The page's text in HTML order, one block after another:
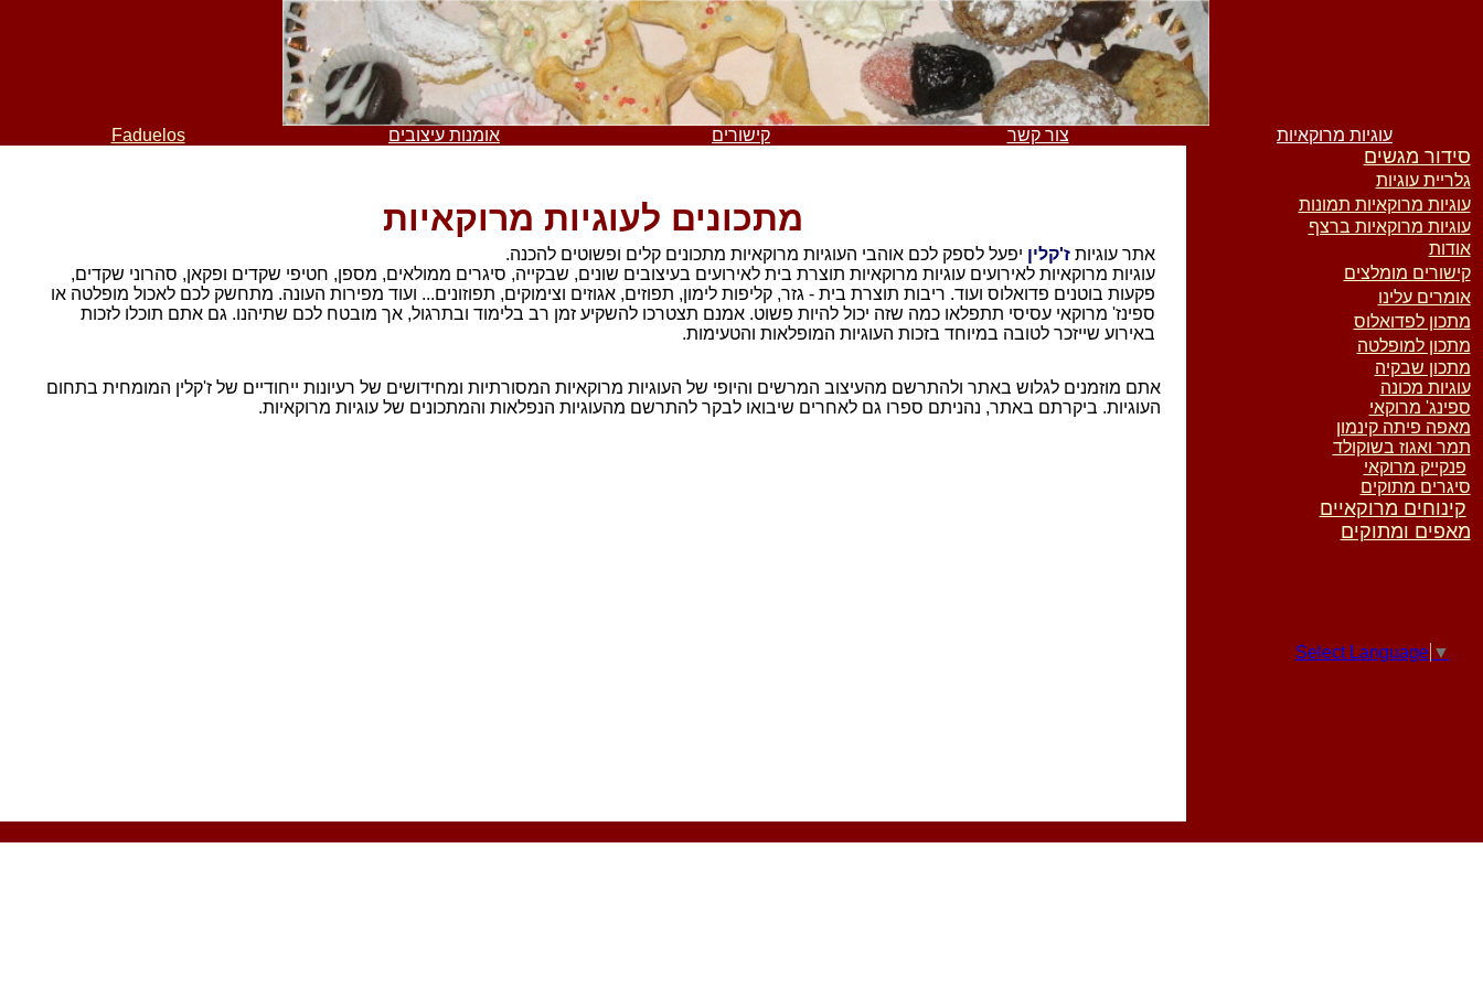
עוגיות מרוקאיות צור קשר קישורים אומנות עיצובים Faduelos
סידור מגשים
גלריית עוגיות
עוגיות מרוקאיות תמונות
עוגיות מרוקאיות ברצף
אודות
קישורים מומלצים
אומרים עלינו
מתכון לפדואלוס
מתכון למופלטה
מתכון שבקיה
עוגיות מכונה
ספינג' מרוקאי
מאפה פיתה קינמון
תמר ואגוז בשוקולד
פנקייק מרוקאי
סיגרים מתוקים
קינוחים מרוקאיים
מאפים ומתוקים
Select Language ▼
מתכונים לעוגיות מרוקאיות
אתר עוגיות ז'קלין יפעל לספק לכם אוהבי העוגיות מרוקאיות מתכונים קלים ופשוטים להכנה.
עוגיות מרוקאיות לאירועים עוגיות מרוקאיות תוצרת בית לאירועים בעיצובים שונים, שבקייה, סיגרים ממולאים, מספן, חטיפי שקדים ופקאן, סהרוני שקדים,
פקעות בוטנים פדואלוס ועוד. ריבות תוצרת בית - גזר, קליפות לימון, תפוזים, אגוזים וצימוקים, תפוזונים... ועוד מפירות העונה. מתחשק לכם לאכול מופלטה או
ספינז' מרוקאי עסיסי תתפלאו כמה שזה יכול להיות פשוט. אמנם תצטרכו להשקיע זמן רב בלימוד ובתרגול, אך מובטח לכם שתיהנו. גם אתם תוכלו לזכות
באירוע שייזכר לטובה במיוחד בזכות העוגיות המופלאות והטעימות.
אתם מוזמנים לגלוש באתר ולהתרשם מהעיצוב המרשים והיופי של העוגיות מרוקאיות המסורתיות ומחידושים של רעיונות ייחודיים של ז'קלין המומחית בתחום
העוגיות. ביקרתם באתר, נהניתם ספרו גם לאחרים שיבואו לבקר להתרשם מהעוגיות הנפלאות והמתכונים של עוגיות מרוקאיות.